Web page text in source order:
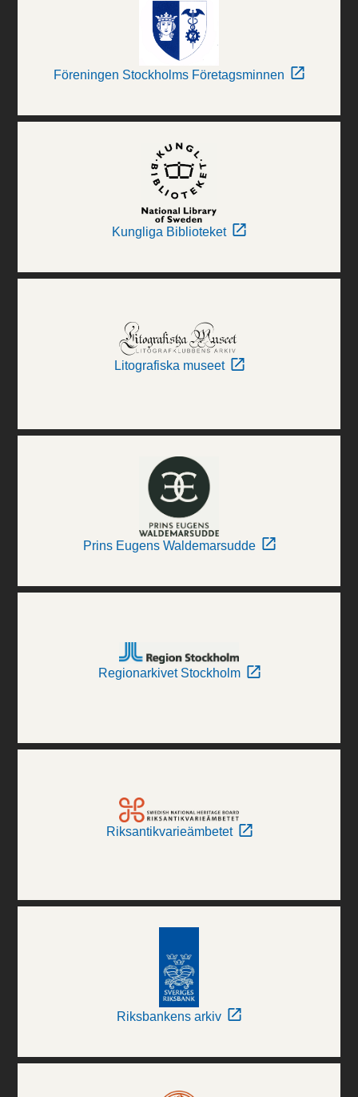
Föreningen Stockholms Företagsminnen
Kungliga Biblioteket
Litografiska museet
Prins Eugens Waldemarsudde
Regionarkivet Stockholm
Riksantikvarieämbetet
Riksbankens arkiv